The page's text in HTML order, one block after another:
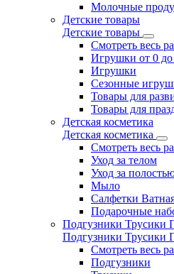
Молочные
Детские товары
Детские товары
Смотреть весь
Игрушки от 0 до
Игрушки
Сезонные
Товары для
Товары для
Детская косметика
Детская косметика
Смотреть весь
Уход за телом
Уход за
Мыло
Салфетки
Подарочные
Подгузники Трусики
Подгузники Трусики
Смотреть весь
Подгузники